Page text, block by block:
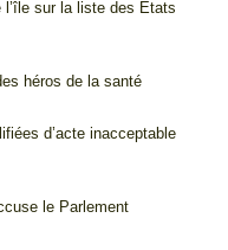
l’île sur la liste des États
héros de la santé
d’acte inacceptable
le Parlement